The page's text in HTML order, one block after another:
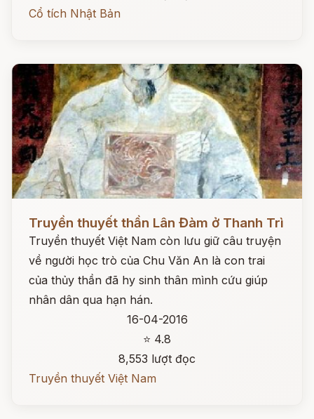
Cổ tích Nhật Bản
Đọc ngay
Truyền thuyết thần Lân Đàm ở Thanh Trì
Truyền thuyết Việt Nam còn lưu giữ câu truyện
về người học trò của Chu Văn An là con trai
của thủy thần đã hy sinh thân mình cứu giúp
nhân dân qua hạn hán.
16-04-2016
⭐ 4.8
8,553 lượt đọc
Truyền thuyết Việt Nam